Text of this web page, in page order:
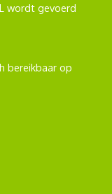
wordt gevoerd
bereikbaar op